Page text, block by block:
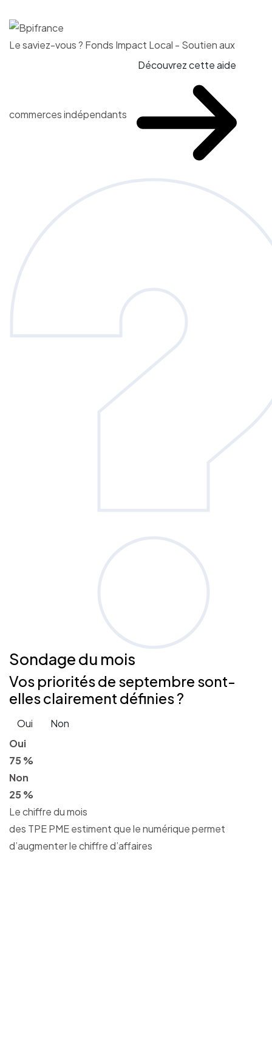
Le saviez-vous ? Fonds Impact Local - Soutien aux
commerces indépendants
Découvrez cette aide
Sondagedu mois
Vos priorités de septembre sont-
elles clairement définies ?
Oui
Non
Oui
75 %
Non
25 %
Le chiffre du mois
des TPE PME estiment que le numérique permet
d’augmenter le chiffre d’affaires